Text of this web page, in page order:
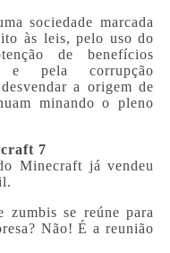
sociedade marcada
às leis, pelo uso do
de benefícios
e pela corrupção
a origem de
minando o pleno
7
Minecraft já vendeu
zumbis se reúne para
Não! É a reunião